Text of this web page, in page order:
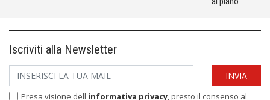
Iscriviti alla Newsletter
Presa visione dell'informativa privacy, presto il consenso al